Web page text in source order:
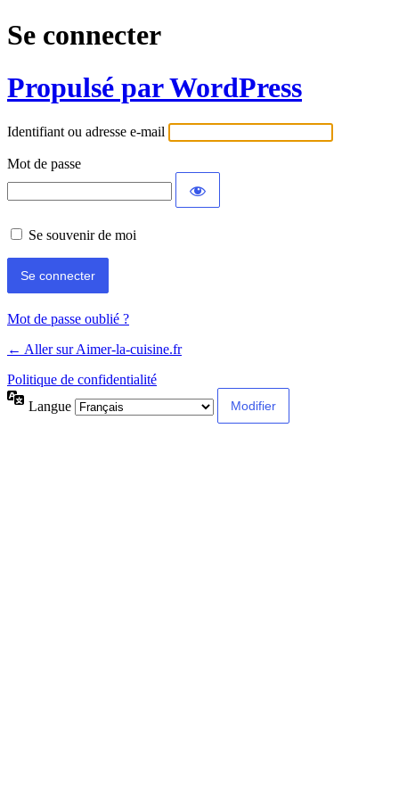
Se connecter
Propulsé par WordPress
Identifiant ou adresse e-mail
Mot de passe
Se souvenir de moi
Mot de passe oublié ?
← Aller sur Aimer-la-cuisine.fr
Politique de confidentialité
Langue